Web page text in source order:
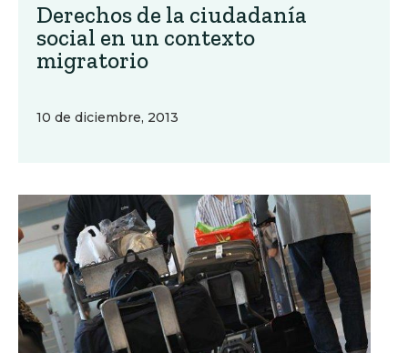
Derechos de la ciudadanía
social en un contexto
migratorio
10 de diciembre, 2013